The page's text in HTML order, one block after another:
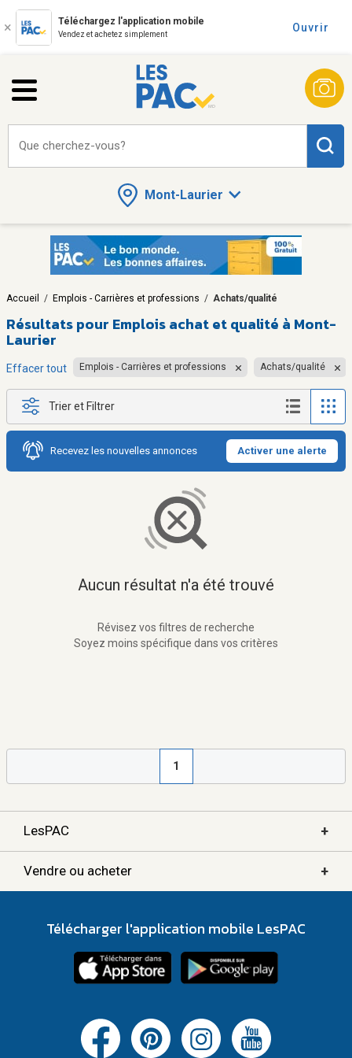
Téléchargez l'application mobile
Vendez et achetez simplement
Ouvrir
Mont-Laurier
Que cherchez-vous?
Accueil / Emplois - Carrières et professions / Achats/qualité
Résultats pour Emplois achat et qualité à Mont-
Laurier
Effacer tout Emplois - Carrières et professions Achats/qualité
Trier et Filtrer
Recevez les nouvelles annonces Activer une alerte
Aucun résultat n'a été trouvé
Révisez vos filtres de recherche
Soyez moins spécifique dans vos critères
1
LesPAC +
Vendre ou acheter +
Télécharger l'application mobile LesPAC